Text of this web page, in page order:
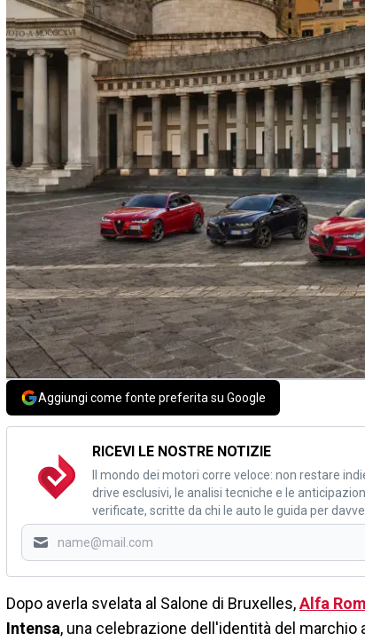
Aggiungi come fonte preferita su Google
RICEVI LE NOSTRE NOTIZIE
Il mondo dei motori corre veloce: non restare
drive esclusivi, le analisi tecniche e le
verificate, scritte da chi le auto le guida per
Dopo averla svelata al Salone di Bruxelles,Alfa
Intensa, una celebrazione dell'identità del